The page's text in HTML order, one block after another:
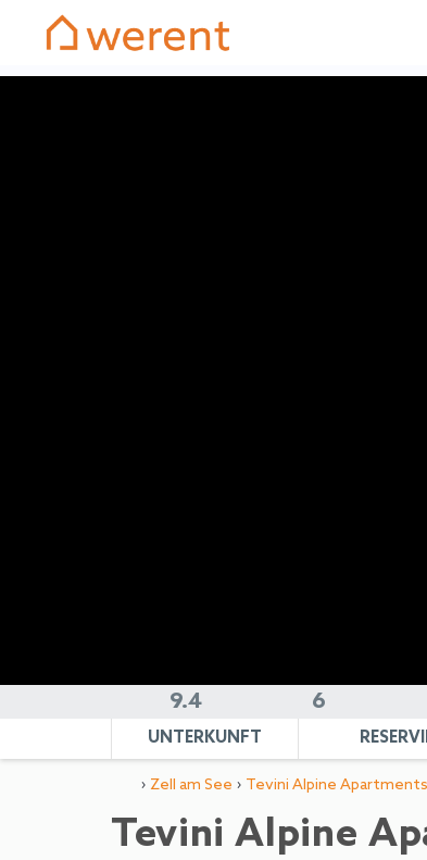
9.4 6
UNTERKUNFT
› Zell am See › Tevini Alpine Apartments
Tevini Alpine